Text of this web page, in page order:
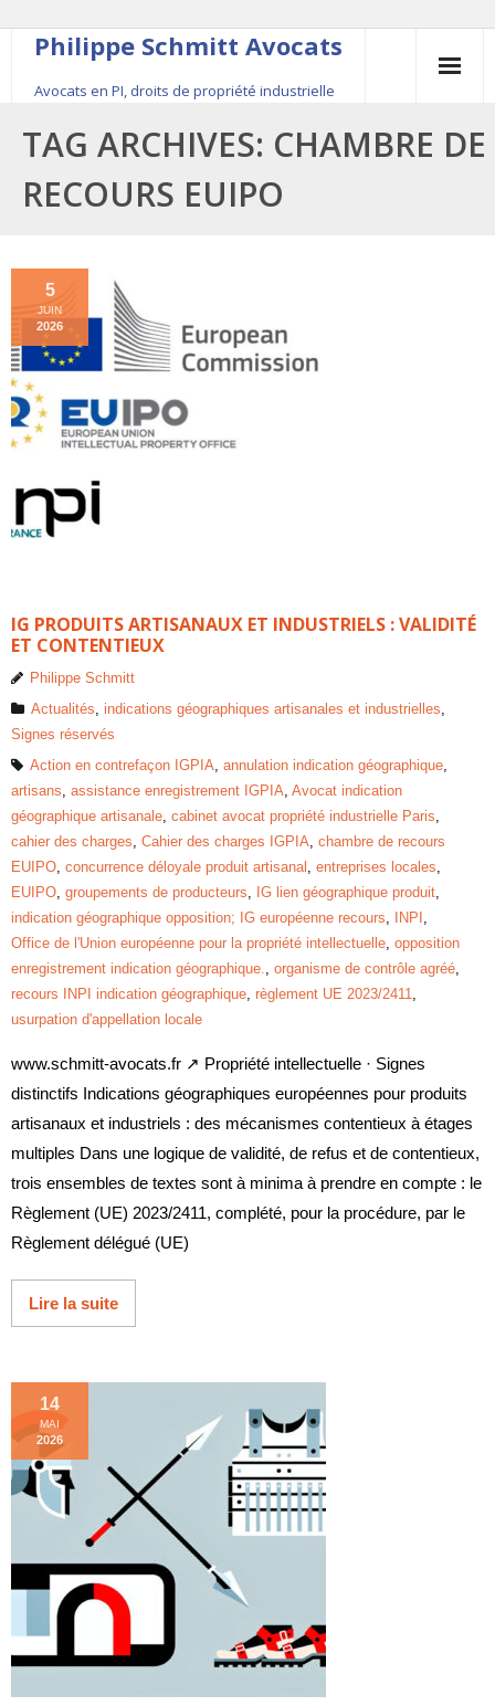
Philippe Schmitt Avocats
Avocats en PI, droits de propriété industrielle
45, rue Saint-Anne, 75001 Paris, +33 (0)1 84 16 35
54
Contact
Le fondateur
Publications
Actualité
TAG ARCHIVES: CHAMBRE DE
RECOURS EUIPO
IG PRODUITS ARTISANAUX ET INDUSTRIELS : VALIDITÉ
ET CONTENTIEUX
5
JUIN
2026
Philippe Schmitt
Actualités, indications géographiques artisanales et industrielles,
Signes réservés
Action en contrefaçon IGPIA, annulation indication géographique,
artisans, assistance enregistrement IGPIA, Avocat indication
géographique artisanale, cabinet avocat propriété industrielle Paris,
cahier des charges, Cahier des charges IGPIA, chambre de recours
EUIPO, concurrence déloyale produit artisanal , entreprises locales,
EUIPO, groupements de producteurs, IG lien géographique produit,
indication géographique opposition; IG européenne recours, INPI ,
Office de l'Union européenne pour la propriété intellectuelle, opposition
enregistrement indication géographique., organisme de contrôle agréé,
recours INPI indication géographique, règlement UE 2023/2411,
usurpation d'appellation locale
www.schmitt-avocats.fr ↗ Propriété intellectuelle · Signes
distinctifs Indications géographiques européennes pour produits
artisanaux et industriels : des mécanismes contentieux à étages
multiples Dans une logique de validité, de refus et de contentieux,
trois ensembles de textes sont à minima à prendre en compte : le
Règlement (UE) 2023/2411, complété, pour la procédure, par le
Règlement délégué (UE)
Lire la suite
14
MAI
2026